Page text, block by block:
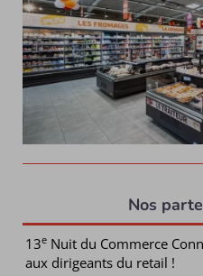
Nos
13e Nuit du Commerce
aux dirigeants du retail !